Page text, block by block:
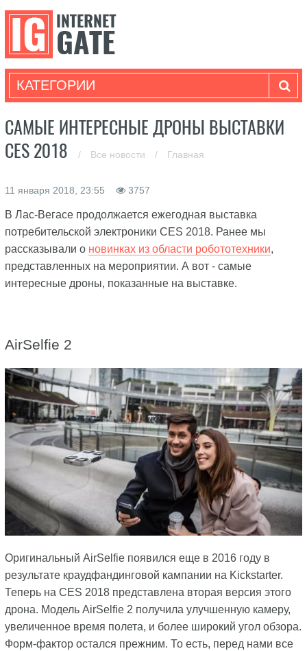
КАТЕГОРИИ
САМЫЕ ИНТЕРЕСНЫЕ ДРОНЫ ВЫСТАВКИ
CES 2018
/ Все новости / Главная
11 января 2018, 23:55 3757
В Лас-Вегасе продолжается ежегодная выставка
потребительской электроники CES 2018. Ранее мы
рассказывали о новинках из области робототехники,
представленных на мероприятии. А вот - самые
интересные дроны, показанные на выставке.
AirSelfie 2
Оригинальный AirSelfie появился еще в 2016 году в
результате краудфандинговой кампании на Kickstarter.
Теперь на CES 2018 представлена вторая версия этого
дрона. Модель AirSelfie 2 получила улучшенную камеру,
увеличенное время полета, и более широкий угол обзора.
Форм-фактор остался прежним. То есть, перед нами все